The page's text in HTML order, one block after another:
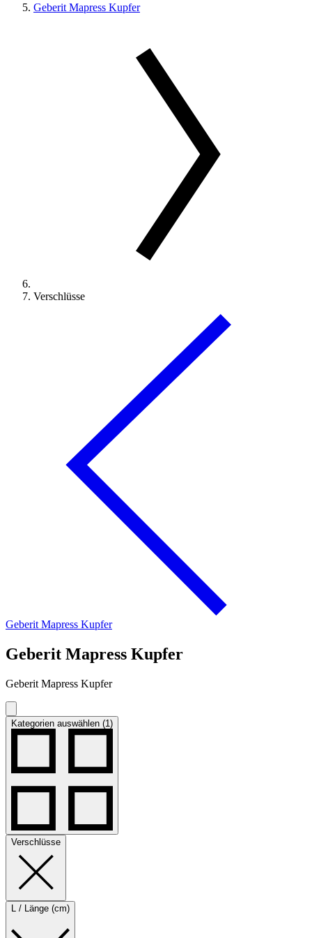
Geberit Mapress Kupfer
Verschlüsse
Geberit Mapress Kupfer
Geberit Mapress Kupfer
Geberit Mapress Kupfer
Kategorien auswählen (1)
Verschlüsse
L / Länge (cm)